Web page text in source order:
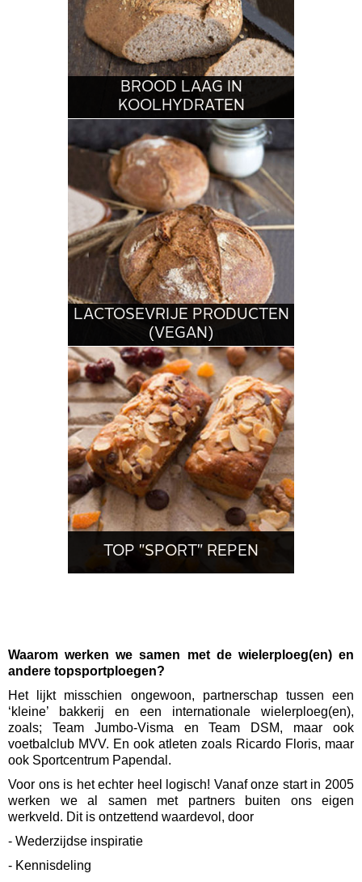
BROOD LAAG IN
KOOLHYDRATEN
LACTOSEVRIJE PRODUCTEN
(VEGAN)
TOP "SPORT" REPEN
Waarom werken we samen met de wielerploeg(en) en
andere topsportploegen?
Het lijkt misschien ongewoon, partnerschap tussen een
‘kleine’ bakkerij en een internationale wielerploeg(en),
zoals; Team Jumbo-Visma en Team DSM, maar ook
voetbalclub MVV. En ook atleten zoals Ricardo Floris, maar
ook Sportcentrum Papendal.
Voor ons is het echter heel logisch! Vanaf onze start in 2005
werken we al samen met partners buiten ons eigen
werkveld. Dit is ontzettend waardevol, door
- Wederzijdse inspiratie
- Kennisdeling